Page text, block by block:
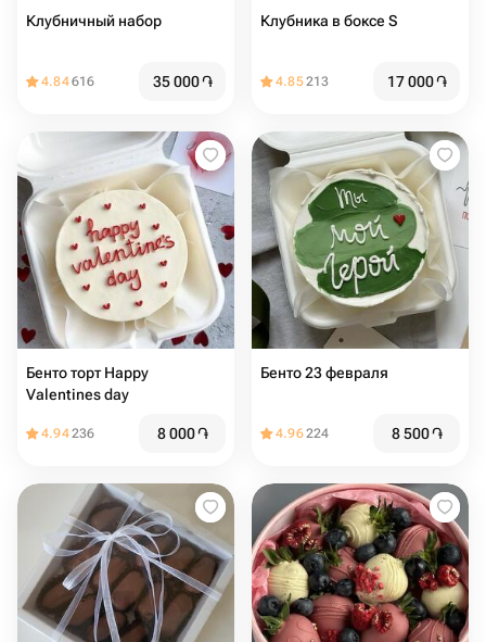
Клубничный набор
4.84616 35 000֏
Клубника в боксе S
4.85213 17 000֏
Бенто торт Happy
Valentines day
4.94236 8 000֏
Бенто 23 февраля
4.96224 8 500֏